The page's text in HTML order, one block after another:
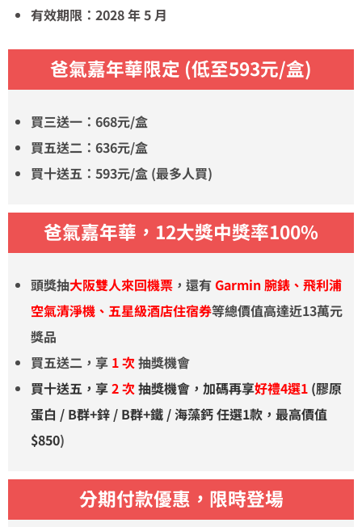
有效期限：2028 年 5 月
爸氣嘉年華限定 (低至593元/盒)
買三送一：668元/盒
買五送二：636元/盒
買十送五：593元/盒 (最多人買)
爸氣嘉年華，12大獎中獎率100%
頭獎抽大阪雙人來回機票 ，還有Garmin 腕錶、飛利浦
空氣清淨機、五星級酒店住宿券等總價值高達近13萬元
獎品
買五送二，享 1 次抽獎機會
買十送五，享2 次抽獎機會，加碼再享好禮4選1 (膠原
蛋白 / B群+鋅 / B群+鐵 / 海藻鈣 任選1款，最高價值
$850)
分期付款優惠，限時登場